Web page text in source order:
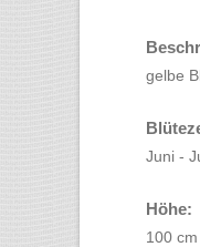
gelbe
Juni -
Höhe:
100 cm